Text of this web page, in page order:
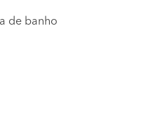
de banho